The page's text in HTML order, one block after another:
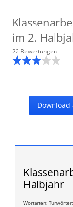
im 2.
22 Bewertungen
Download
Halbjahr
Wortarten;